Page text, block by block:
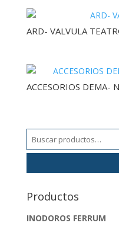
ARD- VALVULA
ACCESORIOS DEMA-
Buscar
por:
Productos
INODOROS FERRUM